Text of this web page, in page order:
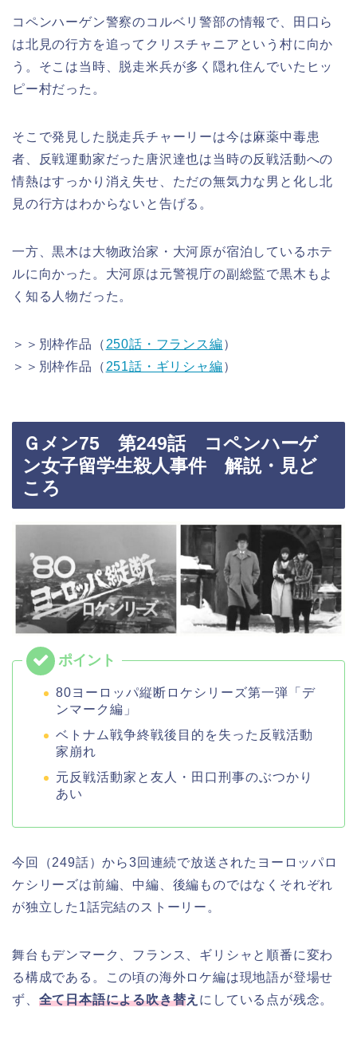
コペンハーゲン警察のコルベリ警部の情報で、田口ら
は北見の行方を追ってクリスチャニアという村に向か
う。そこは当時、脱走米兵が多く隠れ住んでいたヒッ
ピー村だった。
そこで発見した脱走兵チャーリーは今は麻薬中毒患
者、反戦運動家だった唐沢達也は当時の反戦活動への
情熱はすっかり消え失せ、ただの無気力な男と化し北
見の行方はわからないと告げる。
一方、黒木は大物政治家・大河原が宿泊しているホテ
ルに向かった。大河原は元警視庁の副総監で黒木もよ
く知る人物だった。
＞＞別枠作品（250話・フランス編）
＞＞別枠作品（251話・ギリシャ編）
Ｇメン75 第249話 コペンハーゲ
ン女子留学生殺人事件 解説・見ど
ころ
80ヨーロッパ縦断ロケシリーズ第一弾「デ
ンマーク編」
ベトナム戦争終戦後目的を失った反戦活動
家崩れ
元反戦活動家と友人・田口刑事のぶつかり
あい
今回（249話）から3回連続で放送されたヨーロッパロ
ケシリーズは前編、中編、後編ものではなくそれぞれ
が独立した1話完結のストーリー。
舞台もデンマーク、フランス、ギリシャと順番に変わ
る構成である。この頃の海外ロケ編は現地語が登場せ
ず、 全て日本語による吹き替え にしている点が残念。